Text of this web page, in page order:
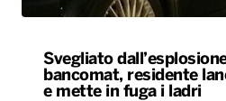
Svegliato
bancomat, residente
e mette in fuga i ladri